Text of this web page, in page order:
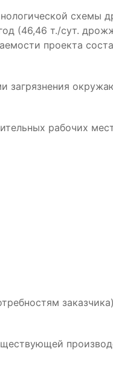
схемы
(46,46 т./сут.
проекта
загрязнения
рабочих
заказчика)